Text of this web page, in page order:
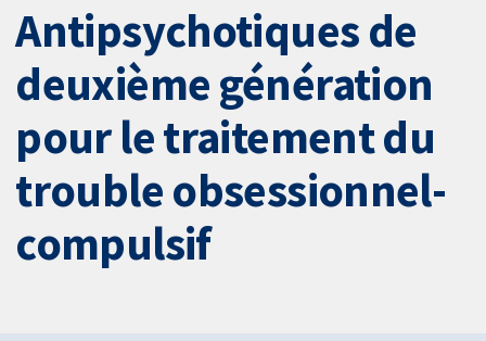
Antipsychotiques de
deuxième génération
pour le traitement du
trouble obsessionnel-
compulsif